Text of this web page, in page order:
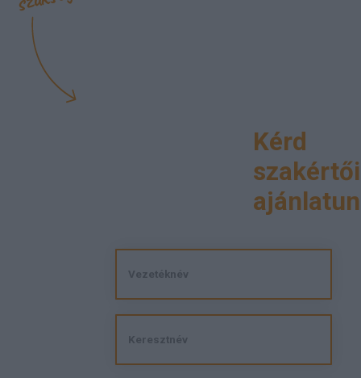
Kérd
szakértői